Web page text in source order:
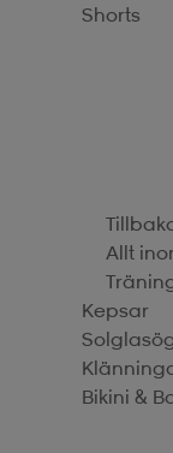
Shorts
Allt
Kepsar
Bikini &